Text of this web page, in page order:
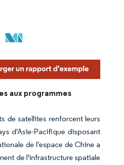
aux programmes
de satellites renforcent leurs
d'Asie-Pacifique disposant
de l'espace de Chine a
de l'infrastructure spatiale